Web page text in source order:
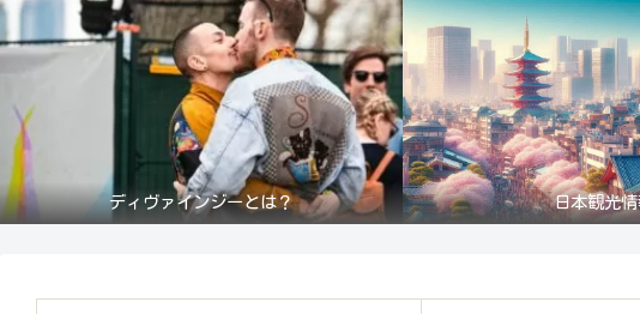
ディヴァインジーとは？ 日本観光